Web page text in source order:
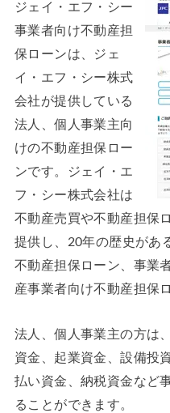
ジェイ・エフ・シー
事業者向け不動産担
保ローンは、ジェ
イ・エフ・シー株式
会社が提供している
法人、個人事業主向
けの不動産担保ロー
ンです。ジェイ・エ
フ・シー株式会社は
不動産売買や不動産担保
提供し、20年の歴史があ
不動産担保ローン、事業
産事業者向け不動産担保
法人、個人事業主の方は
資金、起業資金、設備投
払い資金、納税資金など
ることができます。